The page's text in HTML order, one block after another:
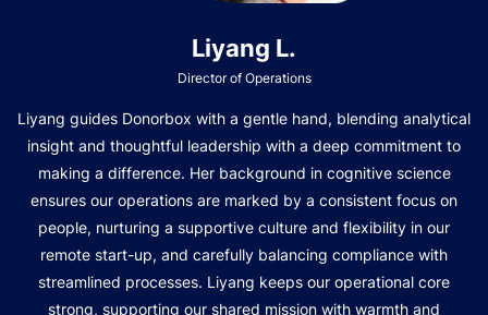
Liyang L.
Director of Operations
Liyang guides Donorbox with a gentle hand, blending analytical
insight and thoughtful leadership with a deep commitment to
making a difference. Her background in cognitive science
ensures our operations are marked by a consistent focus on
people, nurturing a supportive culture and flexibility in our
remote start-up, and carefully balancing compliance with
streamlined processes. Liyang keeps our operational core
strong, supporting our shared mission with warmth and